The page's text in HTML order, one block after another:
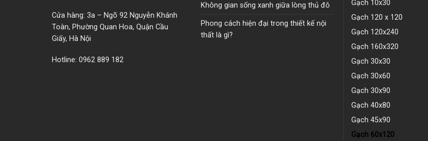
Cửa hàng: 3a – Ngõ 92 Nguyễn Khánh
Toàn, Phường Quan Hoa, Quận Cầu
Giấy, Hà Nội
Hotline: 0962 889 182
Không gian sống xanh giữa lòng thủ đô
Phong cách hiện đại trong thiết kế nội
thất là gì?
Gạch 10x30
Gạch 120 x 120
Gạch 120x240
Gạch 160x320
Gạch 30x30
Gạch 30x60
Gạch 30x90
Gạch 40x80
Gạch 45x90
Gạch 60x120